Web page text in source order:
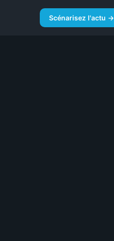
Scénarisez l'actu →